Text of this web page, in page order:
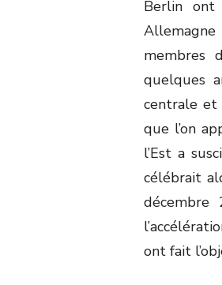
Berlin ont
membres
quelques
centrale et
que l’on
l’Est a
célébrait
décembre
ont fait